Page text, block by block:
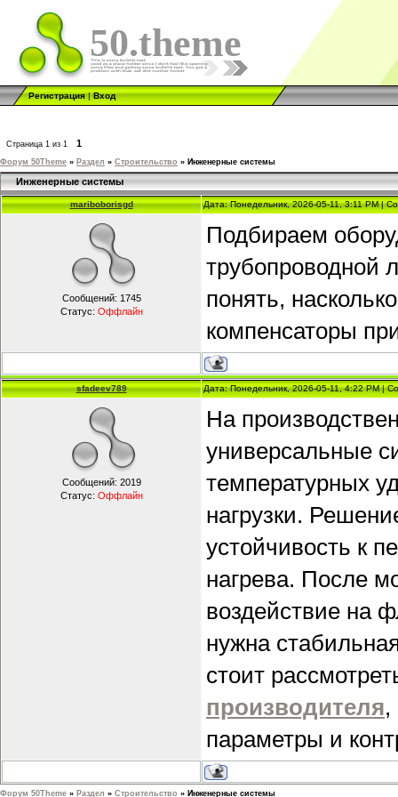
50.theme
Регистрация|Вход
Страница 1 из 1 1
Форум 50Theme » Раздел » Строительство » Инженерные системы
Инженерные системы
mariboborisgd Дата: Понедельник, 2026-05-11, 3:11 PM |
Сообщений: 1745
Статус: Оффлайн
Подбираем
трубопроводной
понять,
компенсаторы
sfadeev789 Дата: Понедельник, 2026-05-11, 4:22 PM |
Сообщений: 2019
Статус: Оффлайн
На
универсальные
температурных
нагрузки.
устойчивость к
нагрева. После
воздействие на
нужна
стоит
производителя,
параметры и
Форум 50Theme » Раздел » Строительство » Инженерные системы